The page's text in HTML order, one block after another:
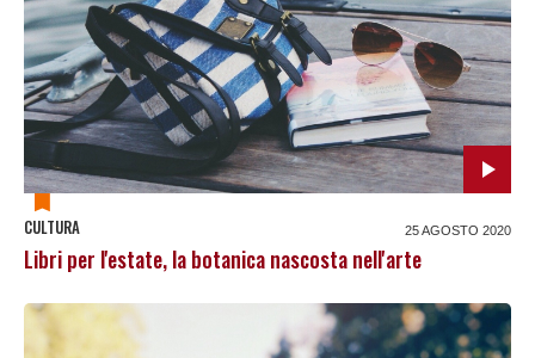
CULTURA 25 AGOSTO 2020
Libri per l'estate, la botanica nascosta nell'arte